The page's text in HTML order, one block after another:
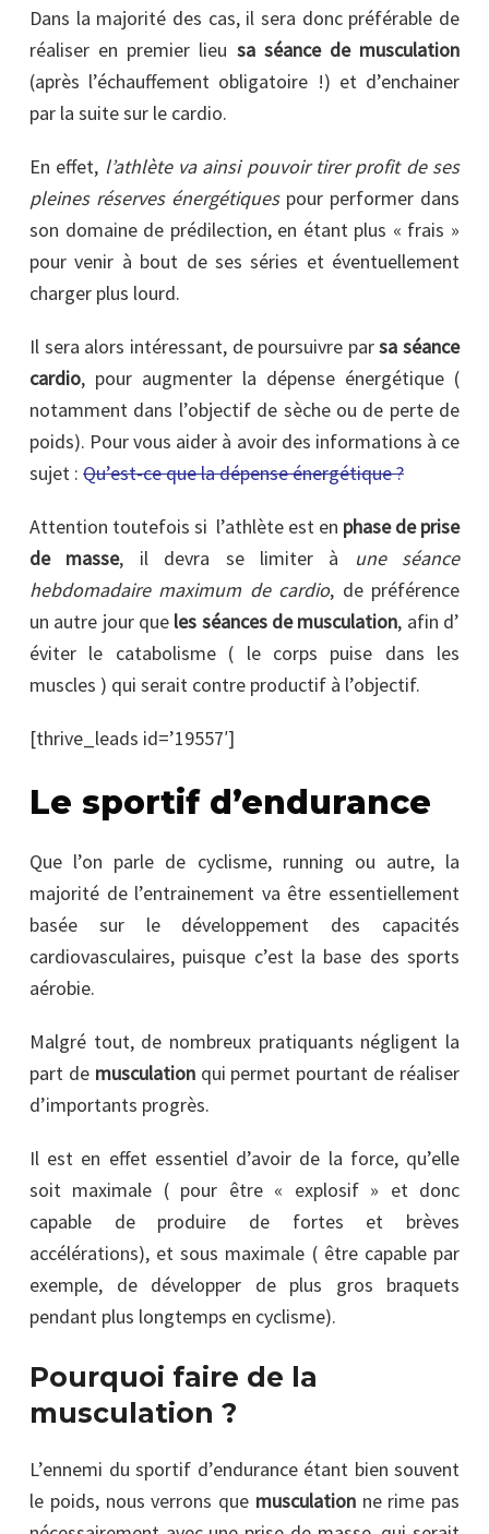
Dans la majorité des cas, il sera donc préférable de
réaliser en premier lieu sa séance de musculation
(après l’échauffement obligatoire !) et d’enchainer
par la suite sur le cardio.
En effet, l’athlète va ainsi pouvoir tirer profit de ses
pleines réserves énergétiquespour performer dans
son domaine de prédilection, en étant plus « frais »
pour venir à bout de ses séries et éventuellement
charger plus lourd.
Il sera alors intéressant, de poursuivre parsa séance
cardio, pour augmenter la dépense énergétique (
notamment dans l’objectif de sèche ou de perte de
poids). Pour vous aider à avoir des informations à ce
sujet : Qu’est-ce que la dépense énergétique ?
Attention toutefois si l’athlète est en phase de prise
de masse, il devra se limiter à
une séance
hebdomadaire maximum de cardio, de préférence
un autre jour que les séances de musculation, afin d’
éviter le catabolisme ( le corps puise dans les
muscles ) qui serait contre productif à l’objectif.
[thrive_leads id=’19557′]
Le sportif d’endurance
Que l’on parle de cyclisme, running ou autre, la
majorité de l’entrainement va être essentiellement
basée sur le développement des capacités
cardiovasculaires, puisque c’est la base des sports
aérobie.
Malgré tout, de nombreux pratiquants négligent la
part de musculationqui permet pourtant de réaliser
d’importants progrès.
Il est en effet essentiel d’avoir de la force, qu’elle
soit maximale ( pour être « explosif » et donc
capable de produire de fortes et brèves
accélérations), et sous maximale ( être capable par
exemple, de développer de plus gros braquets
pendant plus longtemps en cyclisme).
Pourquoi faire de la
musculation ?
L’ennemi du sportif d’endurance étant bien souvent
le poids, nous verrons que musculationne rime pas